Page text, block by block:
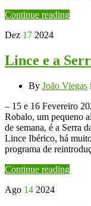
Continue reading
Dez 17 2024
Lince e a
By João Viegas
– 15 e 16 Fevereiro
Robalo, um pequeno
de semana, é a Serra
Lince Ibérico, há
programa de
Continue reading
Ago 14 2024